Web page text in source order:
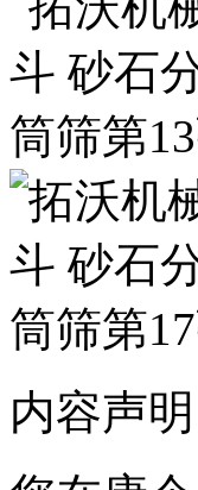
内容声明